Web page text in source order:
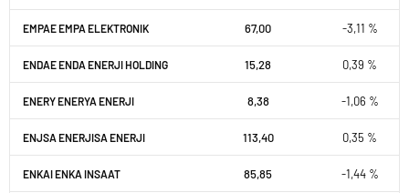
EMPAE EMPA ELEKTRONIK 67,00 -3,11 %
ENDAE ENDA ENERJI HOLDING 15,28 0,39 %
ENERY ENERYA ENERJI 8,38 -1,06 %
ENJSA ENERJISA ENERJI 113,40 0,35 %
ENKAI ENKA INSAAT 85,85 -1,44 %